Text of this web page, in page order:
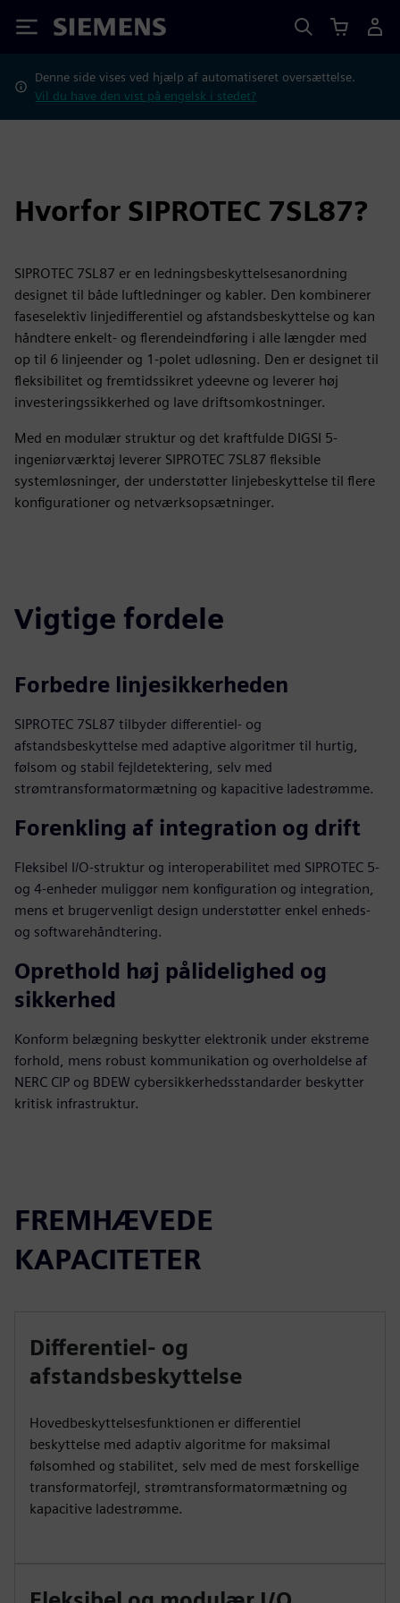
Siemens
Denne side vises ved hjælp af automatiseret oversættelse.
Vil du have den vist på engelsk i stedet?
Hvorfor SIPROTEC 7SL87?
SIPROTEC 7SL87 er en ledningsbeskyttelsesanordning
designet til både luftledninger og kabler. Den kombinerer
faseselektiv linjedifferentiel og afstandsbeskyttelse og kan
håndtere enkelt- og flerendeindføring i alle længder med
op til 6 linjeender og 1-polet udløsning. Den er designet til
fleksibilitet og fremtidssikret ydeevne og leverer høj
investeringssikkerhed og lave driftsomkostninger.
Med en modulær struktur og det kraftfulde DIGSI 5-
ingeniørværktøj leverer SIPROTEC 7SL87 fleksible
systemløsninger, der understøtter linjebeskyttelse til flere
konfigurationer og netværksopsætninger.
Vigtige fordele
Forbedre linjesikkerheden
SIPROTEC 7SL87 tilbyder differentiel- og
afstandsbeskyttelse med adaptive algoritmer til hurtig,
følsom og stabil fejldetektering, selv med
strømtransformatormætning og kapacitive ladestrømme.
Forenkling af integration og drift
Fleksibel I/O-struktur og interoperabilitet med SIPROTEC 5-
og 4-enheder muliggør nem konfiguration og integration,
mens et brugervenligt design understøtter enkel enheds-
og softwarehåndtering.
Oprethold høj pålidelighed og
sikkerhed
Konform belægning beskytter elektronik under ekstreme
forhold, mens robust kommunikation og overholdelse af
NERC CIP og BDEW cybersikkerhedsstandarder beskytter
kritisk infrastruktur.
FREMHÆVEDE
KAPACITETER
Differentiel- og
afstandsbeskyttelse
Hovedbeskyttelsesfunktionen er differentiel
beskyttelse med adaptiv algoritme for maksimal
følsomhed og stabilitet, selv med de mest forskellige
transformatorfejl, strømtransformatormætning og
kapacitive ladestrømme.